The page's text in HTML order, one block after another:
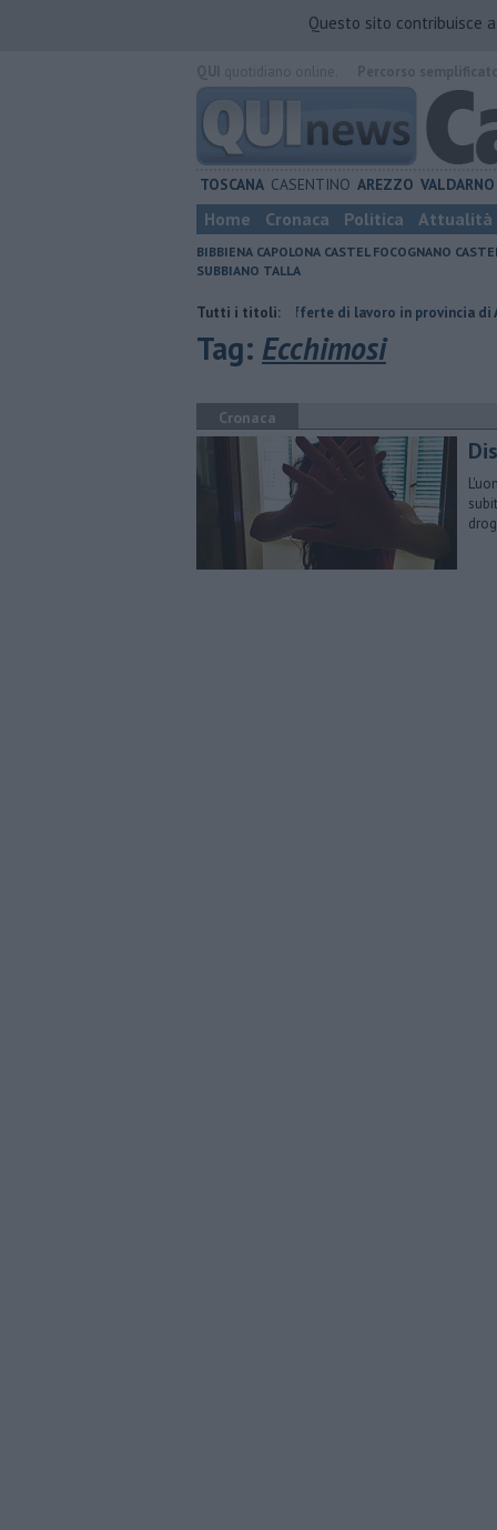
Questo sito contribuisce
TOSCANA CASENTINO AREZZO VALDARNO
Home Cronaca Politica Attualità
BIBBIENA CAPOLONA CASTEL FOCOGNANO
SUBBIANO TALLA
Tutti i titoli:
​Tutte le offerte di lavoro in provincia di Arezzo
Tag: Ecchimosi
Cronaca